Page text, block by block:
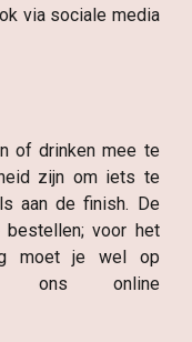
via sociale media
of drinken mee te
zijn om iets te
aan de finish. De
voor het
moet je wel op
ons online